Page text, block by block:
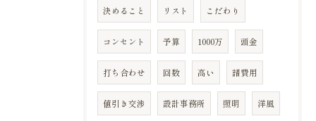
決めること リスト こだわり
コンセント 予算 1000万 頭金
打ち合わせ 回数 高い 諸費用
値引き交渉 設計事務所 照明 洋風